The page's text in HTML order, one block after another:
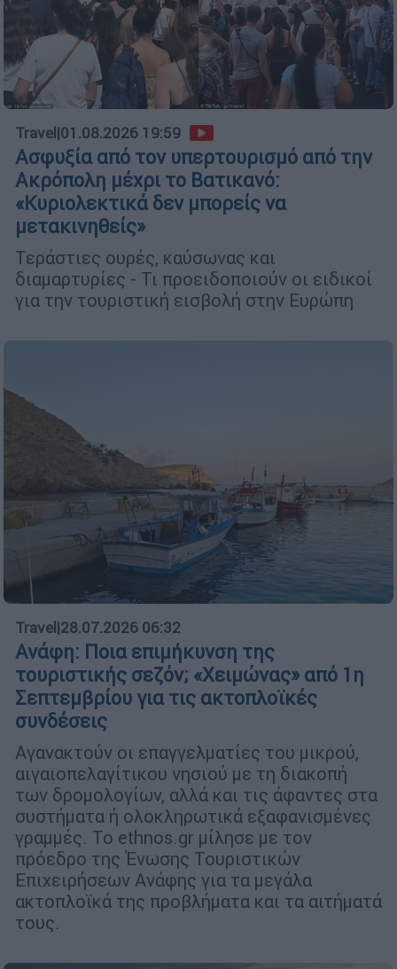
Travel |01.08.2026 19:59
Ασφυξία από τον υπερτουρισμό από την
Ακρόπολη μέχρι το Βατικανό:
«Κυριολεκτικά δεν μπορείς να
μετακινηθείς»
Τεράστιες ουρές, καύσωνας και
διαμαρτυρίες - Τι προειδοποιούν οι ειδικοί
για την τουριστική εισβολή στην Ευρώπη
Travel |28.07.2026 06:32
Ανάφη: Ποια επιμήκυνση της
τουριστικής σεζόν; «Χειμώνας» από 1η
Σεπτεμβρίου για τις ακτοπλοϊκές
συνδέσεις
Αγανακτούν οι επαγγελματίες του μικρού,
αιγαιοπελαγίτικου νησιού με τη διακοπή
των δρομολογίων, αλλά και τις άφαντες στα
συστήματα ή ολοκληρωτικά εξαφανισμένες
γραμμές. Το ethnos.gr μίλησε με τον
πρόεδρο της Ένωσης Τουριστικών
Επιχειρήσεων Ανάφης για τα μεγάλα
ακτοπλοϊκά της προβλήματα και τα αιτήματά
τους.